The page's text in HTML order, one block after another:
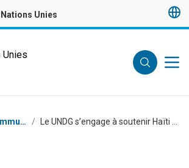
Nations Unies
Unies
Communiqués de presse /